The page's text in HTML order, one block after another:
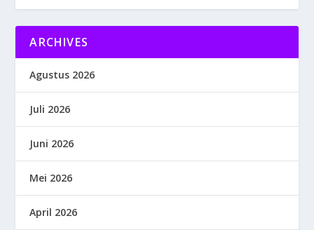
ARCHIVES
Agustus 2026
Juli 2026
Juni 2026
Mei 2026
April 2026